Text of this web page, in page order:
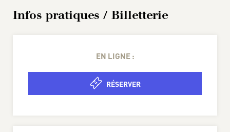
Infos pratiques / Billetterie
EN LIGNE :
RÉSERVER